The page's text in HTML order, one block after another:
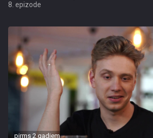
8. epizode
pirms 2 gadiem